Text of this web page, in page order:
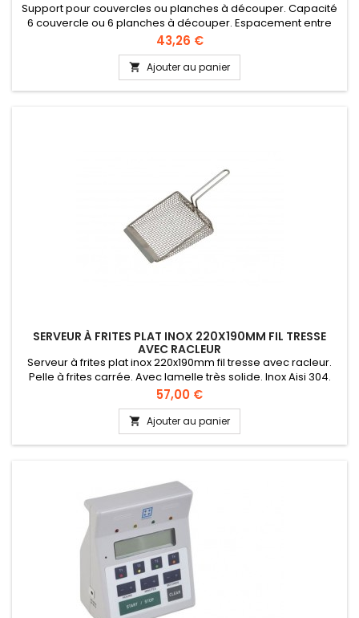
Support pour couvercles ou planches à découper. Capacité
6 couvercle ou 6 planches à découper. Espacement entre
chaque fil de 25 mm.
Prix
43,26 €
 Ajouter au panier
SERVEUR À FRITES PLAT INOX 220X190MM FIL TRESSE
AVEC RACLEUR
Serveur à frites plat inox 220x190mm fil tresse avec racleur.
Pelle à frites carrée. Avec lamelle très solide. Inox Aisi 304.
Indéformable. Longue durée de vie. Fil tressé pour plus de
solidité.
Prix
57,00 €
 Ajouter au panier